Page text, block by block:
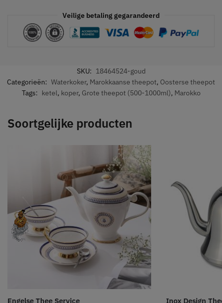
Veilige betaling gegarandeerd
SKU: 18464524-goud
Categorieën: Waterkoker, Marokkaanse theepot, Oosterse theepot
Tags: ketel, koper, Grote theepot (500-1000ml), Marokko
Soortgelijke producten
Engelse Thee Service
Inox Design